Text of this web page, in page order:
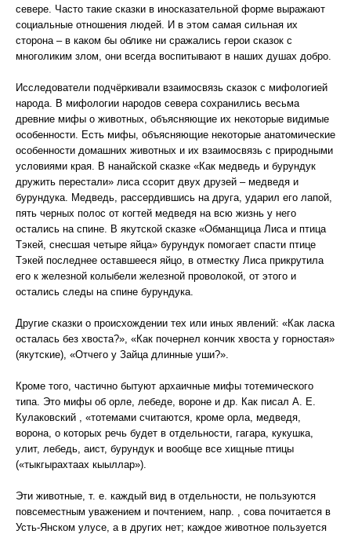
севере. Часто такие сказки в иносказательной форме выражают
социальные отношения людей. И в этом самая сильная их
сторона – в каком бы облике ни сражались герои сказок с
многоликим злом, они всегда воспитывают в наших душах добро.
Исследователи подчёркивали взаимосвязь сказок с мифологией
народа. В мифологии народов севера сохранились весьма
древние мифы о животных, объясняющие их некоторые видимые
особенности. Есть мифы, объясняющие некоторые анатомические
особенности домашних животных и их взаимосвязь с природными
условиями края. В нанайской сказке «Как медведь и бурундук
дружить перестали» лиса ссорит двух друзей – медведя и
бурундука. Медведь, рассердившись на друга, ударил его лапой,
пять черных полос от когтей медведя на всю жизнь у него
остались на спине. В якутской сказке «Обманщица Лиса и птица
Тэкей, снесшая четыре яйца» бурундук помогает спасти птице
Тэкей последнее оставшееся яйцо, в отместку Лиса прикрутила
его к железной колыбели железной проволокой, от этого и
остались следы на спине бурундука.
Другие сказки о происхождении тех или иных явлений: «Как ласка
осталась без хвоста?», «Как почернел кончик хвоста у горностая»
(якутские), «Отчего у Зайца длинные уши?».
Кроме того, частично бытуют архаичные мифы тотемического
типа. Это мифы об орле, лебеде, вороне и др. Как писал А. Е.
Кулаковский , «тотемами считаются, кроме орла, медведя,
ворона, о которых речь будет в отдельности, гагара, кукушка,
улит, лебедь, аист, бурундук и вообще все хищные птицы
(«тыкгырахтаах кыыллар»).
Эти животные, т. е. каждый вид в отдельности, не пользуются
повсеместным уважением и почтением, напр. , сова почитается в
Усть-Янском улусе, а в других нет; каждое животное пользуется